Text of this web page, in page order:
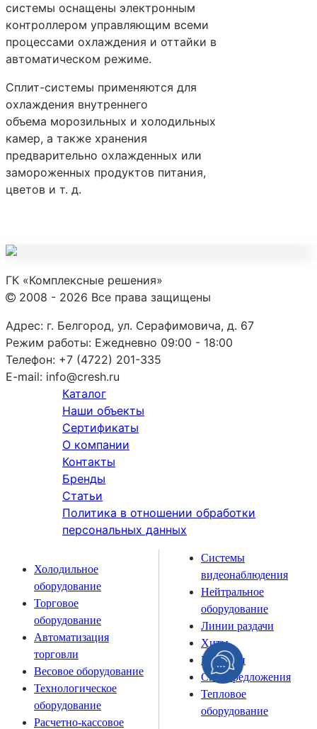
системы оснащены электронным
контроллером управляющим всеми
процессами охлаждения и оттайки в
автоматическом режиме.
Сплит-системы применяются для
охлаждения внутреннего
объема морозильных и холодильных
камер, а также хранения
предварительно охлажденных или
замороженных продуктов питания,
цветов и т. д.
ГК «Комплексные решения»
2008 - 2026 Все права защищены
Адрес: г. Белгород, ул. Серафимовича, д. 67
Режим работы: Ежедневно 09:00 - 18:00
Телефон: +7 (4722) 201-335
E-mail: info@cresh.ru
Каталог
Наши объекты
Сертификаты
О компании
Контакты
Бренды
Статьи
Политика в отношении обработки
персональных данных
Холодильное
оборудование
Торговое
оборудование
Автоматизация
торговли
Весовое оборудование
Технологическое
оборудование
Расчетно-кассовое
Системы
видеонаблюдения
Нейтральное
оборудование
Линии раздачи
Хиты
Новинки
Спецпредложения
Тепловое
оборудование